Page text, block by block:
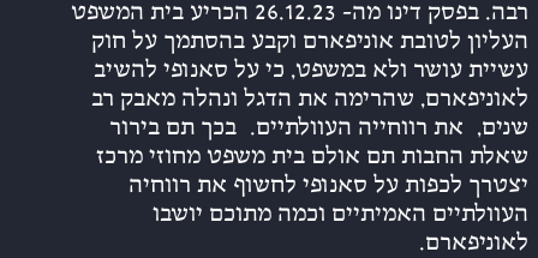
רבה. בפסק דינו מה- 26.12.23 הכריע בית המשפט
העליון לטובת אוניפארם וקבע בהסתמך על חוק
עשיית עושר ולא במשפט, כי על סאנופי להשיב
לאוניפארם, שהרימה את הדגל ונהלה מאבק רב
שנים, את רווחייה העוולתיים. בכך תם בירור
שאלת החבות תם אולם בית משפט מחוזי מרכז
יצטרך לכפות על סאנופי לחשוף את רווחיה
העוולתיים האמיתיים וכמה מתוכם יושבו
לאוניפארם.